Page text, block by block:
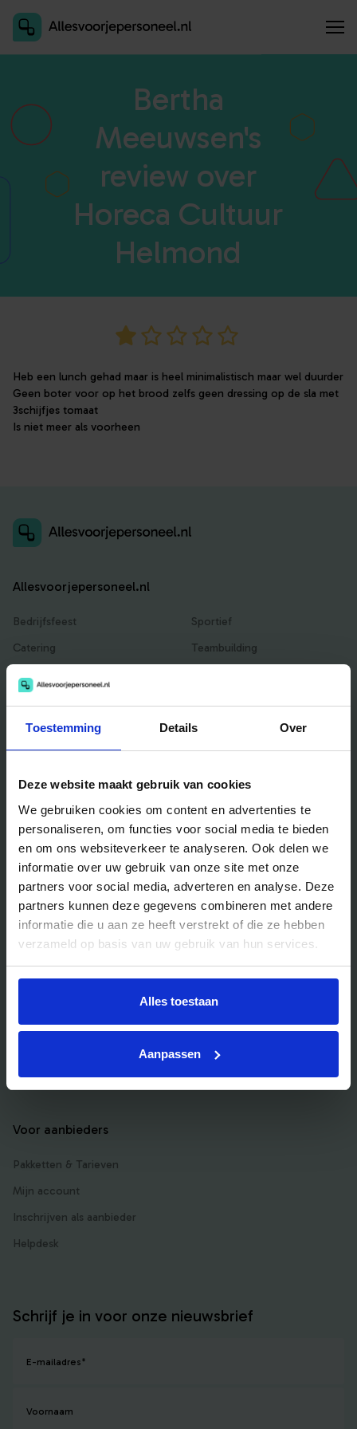
Toestemming Details Over
Deze website maakt gebruik van cookies
We gebruiken cookies om content en advertenties te
personaliseren, om functies voor social media te bieden
en om ons websiteverkeer te analyseren. Ook delen we
informatie over uw gebruik van onze site met onze
partners voor social media, adverteren en analyse. Deze
partners kunnen deze gegevens combineren met andere
informatie die u aan ze heeft verstrekt of die ze hebben
verzameld op basis van uw gebruik van hun services.
Alles toestaan
Aanpassen
Bertha
Meeuwsen's
review over
Horeca Cultuur
Helmond
Heb een lunch gehad maar is heel minimalistisch maar wel duurder
Geen boter voor op het brood zelfs geen dressing op de sla met
3schijfjes tomaat
Is niet meer als voorheen
Allesvoorjepersoneel.nl
Bedrijfsfeest
Catering
Locaties
Sportief
Teambuilding
Handig voor jou
Veelgestelde vragen
Bedrijfsuitjes
Bedrijfsuitje outdoor
Bedrijfsuitje indoor
Bedrijfsuitje actief
Bedrijfsuitje Brabant
Bedrijfsuitje Limburg
Voor aanbieders
Pakketten & Tarieven
Mijn account
Inschrijven als aanbieder
Helpdesk
Schrijf je in voor onze nieuwsbrief
E-mailadres*
Voornaam